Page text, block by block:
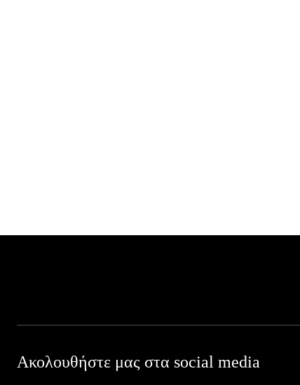
Ακολουθήστε μας στα social media